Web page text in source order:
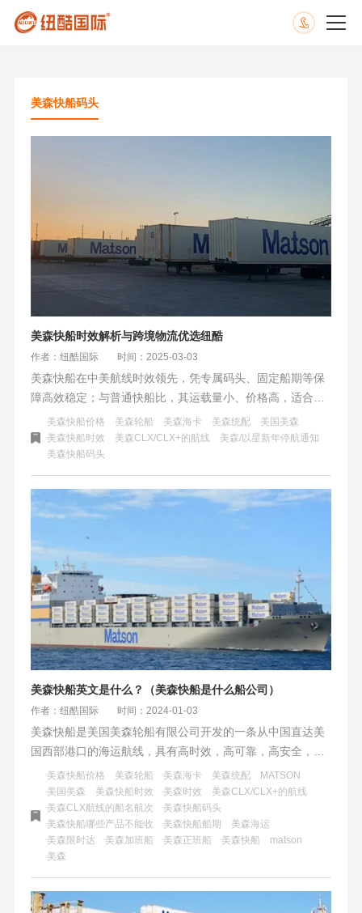
美森快船码头
美森快船时效解析与跨境物流优选纽酷
作者：纽酷国际 时间：2025-03-03
美森快船在中美航线时效领先，凭专属码头、固定船期等保
障高效稳定；与普通快船比，其运载量小、价格高，适合高
时效需求小批量货物。纽酷国际物流以高效运输、全球网
络、技术创新著称，助力商家在全球电商市场中稳定前行，
两者均为跨境物流优选。
美森快船价格 美森轮船 美森海卡 美森统配
美国美森
美森快船时效
美森CLX/CLX+的航线
美森/以星新年停航通知
美森快船码头
美森快船英文是什么？（美森快船是什么船公司）
作者：纽酷国际 时间：2024-01-03
美森快船是美国美森轮船有限公司开发的一条从中国直达美
国西部港口的海运航线，具有高时效，高可靠，高安全，高
性价比的优势，是中美贸易的快速通道。美森快船不仅可以
到达美国长滩港，还可以到达芝加哥，纽约等地，提供多式
联运（美森柜转火车）的服务。美森快船适合货物对时效有
较高要求，体积或重量较大，目的地靠近美国西部港口，或
者品质或包装要求较高的情况。
美森快船价格 美森轮船 美森海卡 美森统配
MATSON
美国美森
美森快船时效 美森时效
美森CLX/CLX+的航线
美森CLX航线的船名航次
美森快船码头
美森快船哪些产品不能收
美森快船船期
美森海运
美森限时达
美森加班船 美森正班船 美森快船
matson
美森